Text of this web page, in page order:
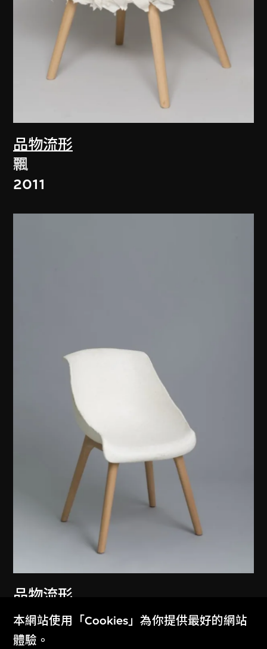
品物流形
飄
2011
品物流形
固
2012
本網站使用「Cookies」為你提供最好的網站
體驗。